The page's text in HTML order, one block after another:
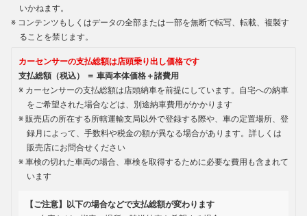
いかねます。
コンテンツもしくはデータの全部または一部を無断で転写、転載、複製す
ることを禁じます。
カーセンサーの支払総額は店頭乗り出し価格です
支払総額（税込） ＝ 車両本体価格＋諸費用
カーセンサーの支払総額は店頭納車を前提にしています。自宅への納車
をご希望された場合などは、別途納車費用がかかります
販売店の所在する所轄運輸支局以外で登録する際や、車の定置場所、登
録月によって、手数料や税金の額が異なる場合があります。詳しくは
販売店にお問合せください
車検の切れた車両の場合、車検を取得するために必要な費用も含まれて
います
【ご注意】以下の場合などで支払総額が変わります